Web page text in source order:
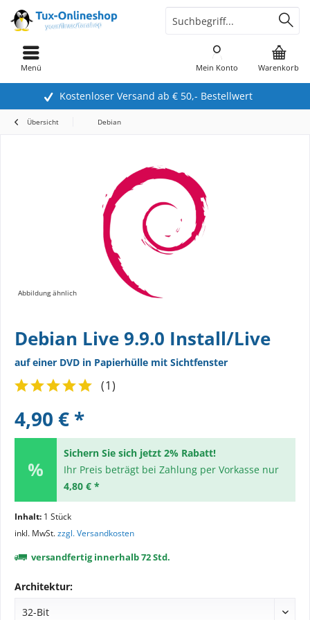
Kostenloser Versand ab € 50,- Bestellwert
Warenkorb
Mein Konto
Menü
Übersicht Debian
Abbildung ähnlich
Debian Live 9.9.0 Install/Live
auf einer DVD in Papierhülle mit Sichtfenster
(1)
4,90 € *
Sichern Sie sich jetzt 2% Rabatt!
Ihr Preis beträgt bei Zahlung per Vorkasse nur
4,80 € *
Inhalt: 1 Stück
inkl. MwSt.zzgl. Versandkosten
versandfertig innerhalb 72 Std.
Architektur: